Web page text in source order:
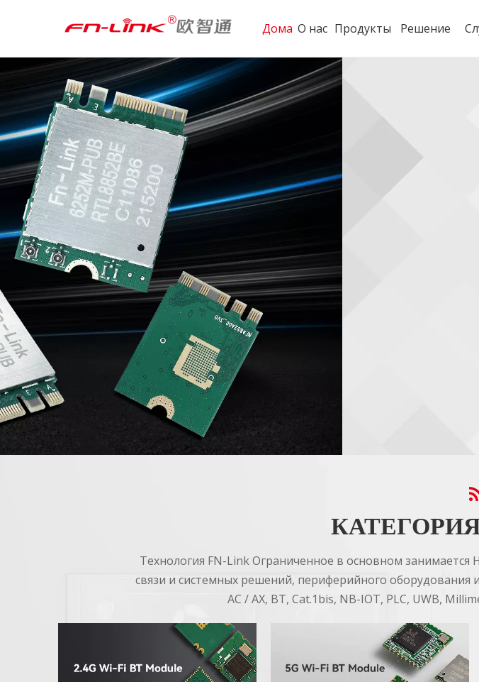
Дома О нас Продукты Решение
Подробнее
Технология FN-Link Ограниченное в основном
связи и системных решений, периферийного оборудования
AC / AX, BT, Cat.1bis, NB-IOT, PLC, UWB,